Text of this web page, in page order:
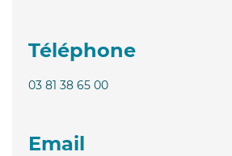
Téléphone
03 81 38 65 00
Email